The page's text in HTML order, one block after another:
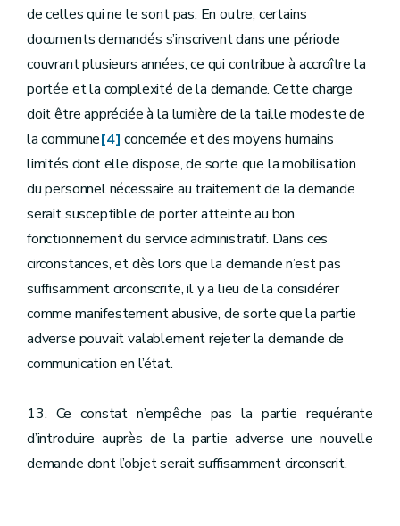
de celles qui ne le sont pas. En outre, certains
documents demandés s’inscrivent dans une période
couvrant plusieurs années, ce qui contribue à accroître la
portée et la complexité de la demande. Cette charge
doit être appréciée à la lumière de la taille modeste de
la commune[4] concernée et des moyens humains
limités dont elle dispose, de sorte que la mobilisation
du personnel nécessaire au traitement de la demande
serait susceptible de porter atteinte au bon
fonctionnement du service administratif. Dans ces
circonstances, et dès lors que la demande n’est pas
suffisamment circonscrite, il y a lieu de la considérer
comme manifestement abusive, de sorte que la partie
adverse pouvait valablement rejeter la demande de
communication en l’état.
13. Ce constat n’empêche pas la partie requérante
d’introduire auprès de la partie adverse une nouvelle
demande dont l’objet serait suffisamment circonscrit.